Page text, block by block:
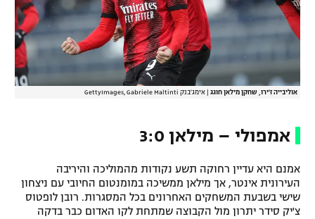
רשיון להקרנה פומבית לבית עסק
הצטרפות לחבילת הערוצים
לוח דרושים – ג'ובנט
אוליבייה ז'ירו, שחקן מילאן חוגג אימג'בנק GettyImages, Gabriele Maltinti
אמפולי – מילאן 3:0
אמנם היא עדיין רחוקה תשע נקודות מהמוליכה והיריבה
העירונית אינטר, אך מילאן ממשיכה במומנטום החיובי עם ניצחון
שישי בשבעת המשחקים האחרונים בכל המסגרות. רובן לופטוס
צ'יק סידר יתרון מול הקבוצה שמתחת לקו האדום כבר בדקה